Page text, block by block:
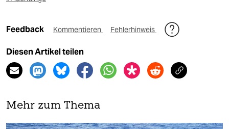
Feedback Kommentieren Fehlerhinweis
Diesen Artikel teilen
Mehr zum Thema